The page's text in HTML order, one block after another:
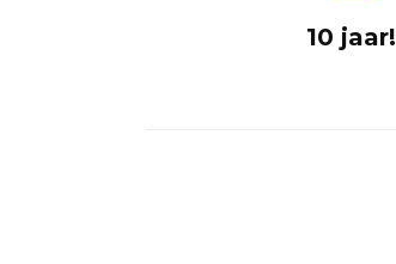
10 jaar!